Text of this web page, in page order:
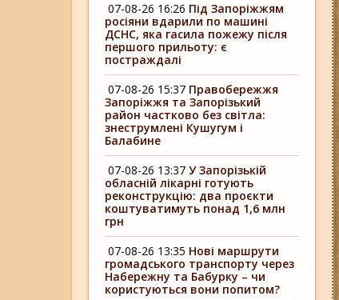
07-08-26 16:26 Під Запоріжжям
росіяни вдарили по машині
ДСНС, яка гасила пожежу після
першого прильоту: є
постраждалі
07-08-26 15:37 Правобережжя
Запоріжжя та Запорізький
район частково без світла:
знеструмлені Кушугум і
Балабине
07-08-26 13:37 У Запорізькій
обласній лікарні готують
реконструкцію: два проєкти
коштуватимуть понад 1,6 млн
грн
07-08-26 13:35 Нові маршрути
громадського транспорту через
Набережну та Бабурку – чи
користуються вони попитом?